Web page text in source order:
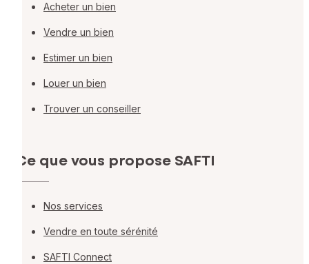
Acheter un bien
Vendre un bien
Estimer un bien
Louer un bien
Trouver un conseiller
Ce que vous propose SAFTI
Nos services
Vendre en toute sérénité
SAFTI Connect